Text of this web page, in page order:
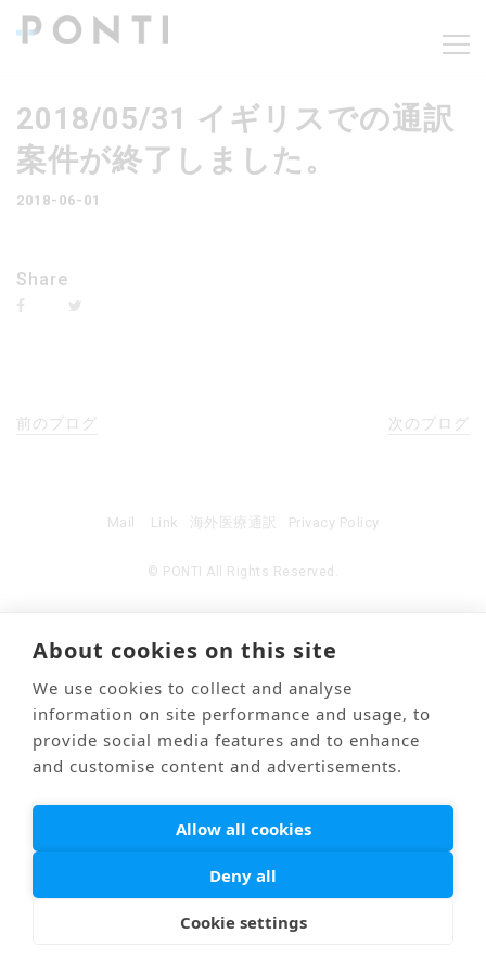
2018/05/31 イギリスでの通訳
案件が終了しました。
2018-06-01
Share
前のブログ 次のブログ
© PONTI All Rights Reserved.
Mail Link 海外医療通訳 Privacy Policy
About cookies on this site
We use cookies to collect and analyse
information on site performance and usage, to
provide social media features and to enhance
and customise content and advertisements.
Allow all cookies
Deny all
Cookie settings